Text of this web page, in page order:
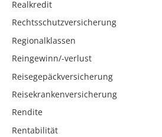
Realkredit
Rechtsschutzversicherung
Regionalklassen
Reingewinn/-verlust
Reisegepäckversicherung
Reisekrankenversicherung
Rendite
Rentabilität